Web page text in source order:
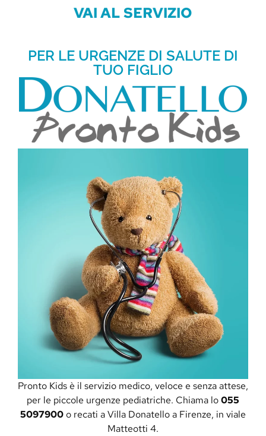
VAI AL SERVIZIO
PER LE URGENZE DI SALUTE DI
TUO FIGLIO
Pronto Kids è il servizio medico, veloce e senza attese,
per le piccole urgenze pediatriche. Chiama lo055
5097900o recati a Villa Donatello a Firenze, in viale
Matteotti 4.